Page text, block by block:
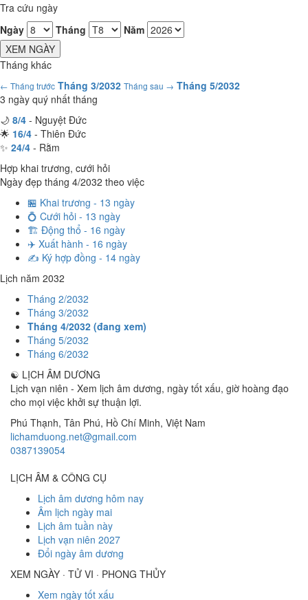
Tra cứu ngày
Ngày
Tháng
Năm
XEM NGÀY
Tháng khác
← Tháng trước Tháng 3/2032 Tháng sau → Tháng 5/2032
3 ngày quý nhất tháng
🌙 8/4 - Nguyệt Đức
🌟 16/4 - Thiên Đức
✨ 24/4 - Rằm
Hợp khai trương, cưới hỏi
Ngày đẹp tháng 4/2032 theo việc
🏪 Khai trương - 13 ngày
💍 Cưới hỏi - 13 ngày
🏗️ Động thổ - 16 ngày
✈️ Xuất hành - 16 ngày
✍️ Ký hợp đồng - 14 ngày
Lịch năm 2032
Tháng 2/2032
Tháng 3/2032
Tháng 4/2032 (đang xem)
Tháng 5/2032
Tháng 6/2032
☯ LỊCH ÂM DƯƠNG
Lịch vạn niên - Xem lịch âm dương, ngày tốt xấu, giờ hoàng đạo
cho mọi việc khởi sự thuận lợi.
Phú Thạnh, Tân Phú, Hồ Chí Minh, Việt Nam
lichamduong.net@gmail.com
0387139054
LỊCH ÂM & CÔNG CỤ
Lịch âm dương hôm nay
Âm lịch ngày mai
Lịch âm tuần này
Lịch vạn niên 2027
Đổi ngày âm dương
XEM NGÀY · TỬ VI · PHONG THỦY
Xem ngày tốt xấu